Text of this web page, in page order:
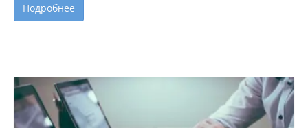
Подробнее